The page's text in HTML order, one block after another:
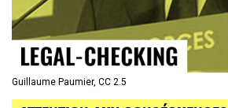
Guillaume Paumier, CC 2.5